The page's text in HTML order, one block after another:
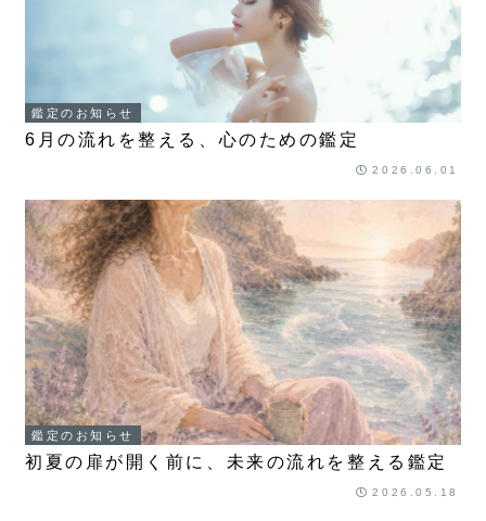
鑑定のお知らせ
6月の流れを整える、心のための鑑定
2026.06.01
鑑定のお知らせ
初夏の扉が開く前に、未来の流れを整える鑑定
2026.05.18